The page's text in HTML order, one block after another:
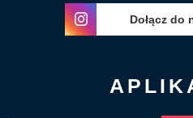
Dołącz do